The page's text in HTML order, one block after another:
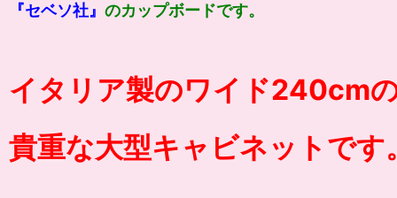
『セベソ社』 のカップボードです。
イタリア製のワイド240cm
貴重な大型キャビネットです